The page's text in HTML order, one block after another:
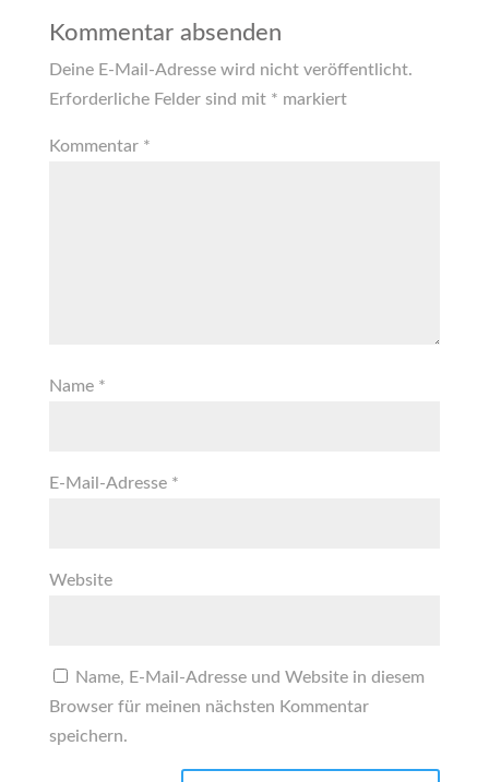
Kommentar absenden
Deine E-Mail-Adresse wird nicht veröffentlicht.
Erforderliche Felder sind mit * markiert
Kommentar *
Name *
E-Mail-Adresse *
Website
Name, E-Mail-Adresse und Website in diesem
Browser für meinen nächsten Kommentar
speichern.